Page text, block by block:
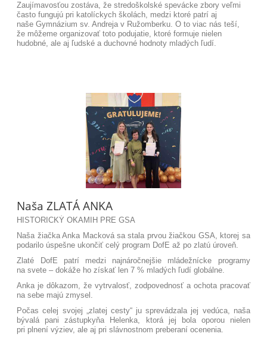
Zaujímavosťou zostáva, že stredoškolské spevácke zbory veľmi
často fungujú pri katolíckych školách, medzi ktoré patrí aj
naše Gymnázium sv. Andreja v Ružomberku. O to viac nás teší,
že môžeme organizovať toto podujatie, ktoré formuje nielen
hudobné, ale aj ľudské a duchovné hodnoty mladých ľudí.
Naša ZLATÁ ANKA
HISTORICKÝ OKAMIH PRE GSA
Naša žiačka Anka Macková sa stala prvou žiačkou GSA, ktorej sa
podarilo úspešne ukončiť celý program DofE až po zlatú úroveň.
Zlaté DofE patrí medzi najnáročnejšie mládežnícke programy
na svete – dokáže ho získať len 7 % mladých ľudí globálne.
Anka je dôkazom, že vytrvalosť, zodpovednosť a ochota pracovať
na sebe majú zmysel.
Počas celej svojej „zlatej cesty“ ju sprevádzala jej vedúca, naša
bývalá pani zástupkyňa Helenka, ktorá jej bola oporou nielen
pri plnení výziev, ale aj pri slávnostnom preberaní ocenenia.